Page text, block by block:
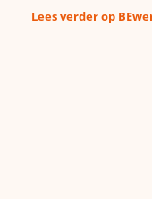
Lees verder op